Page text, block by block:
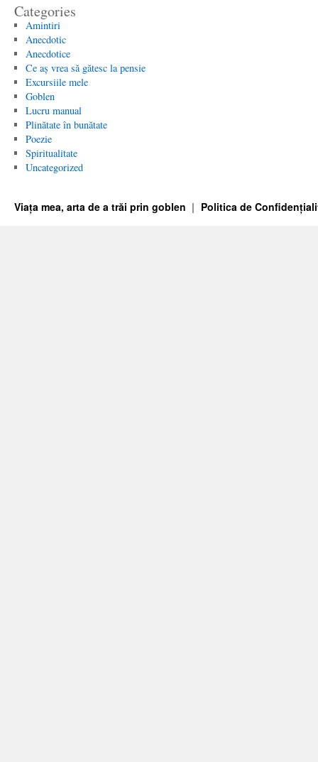
Categories
Amintiri
Anecdotic
Anecdotice
Ce aș vrea să gătesc la pensie
Excursiile mele
Goblen
Lucru manual
Plinătate în bunătate
Poezie
Spiritualitate
Uncategorized
Viața mea, arta de a trăi prin goblen Politica de